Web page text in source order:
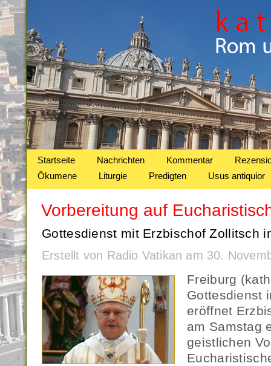
Startseite Nachrichten Kommentar
Ökumene
Liturgie Predigten Usus antiquior
Vorbereitung auf
Gottesdienst mit Erzbischof Zollitsch
Erstellt von Radio Vatikan am 30.
Freiburg
Gottesdienst
eröffnet
am Samstag
geistlichen